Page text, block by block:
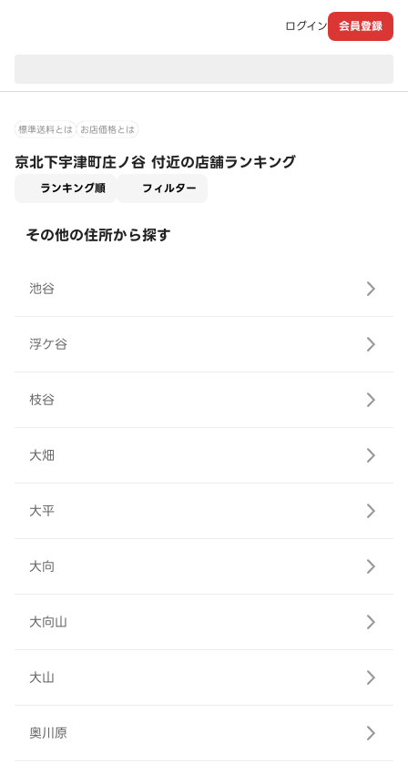
ログイン 会員登録
標準送料とは お店価格とは
京北下宇津町庄ノ谷 付近の店舗ランキング
ランキング順 フィルター
その他の住所から探す
池谷
浮ケ谷
枝谷
大畑
大平
大向
大向山
大山
奥川原